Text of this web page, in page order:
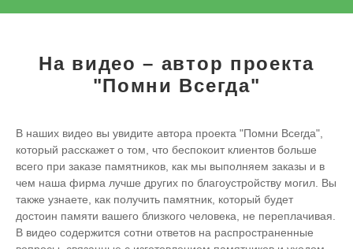
На видео – автор проекта
"Помни Всегда"
В наших видео вы увидите автора проекта "Помни Всегда",
который расскажет о том, что беспокоит клиентов больше
всего при заказе памятников, как мы выполняем заказы и в
чем наша фирма лучше других по благоустройству могил. Вы
также узнаете, как получить памятник, который будет
достоин памяти вашего близкого человека, не переплачивая.
В видео содержится сотни ответов на распространенные